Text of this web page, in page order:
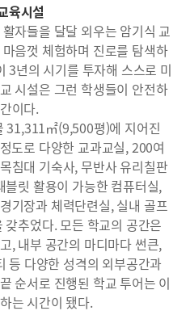
육시설
자들을 달달 외우는 암기식 교
음껏 체험하며 진로를 탐색하
3년의 시기를 투자해 스스로 미
시설은 그런 학생들이 안전하
이다.
31,311㎡(9,500평)에 지어진
도로 다양한 교과교실, 200여
침대 기숙사, 무반사 유리칠판
릿 활용이 가능한 컴퓨터실,
기장과 체력단련실, 실내 골프
추었다. 모든 학교의 공간은
, 내부 공간의 마디마다 썬큰,
등 다양한 성격의 외부공간과
순서로 진행된 학교 투어는 이
는 시간이 됐다.